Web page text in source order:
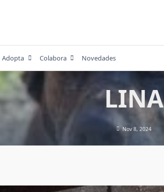
Adopta Colabora Novedades
LINA
Nov 8, 2024